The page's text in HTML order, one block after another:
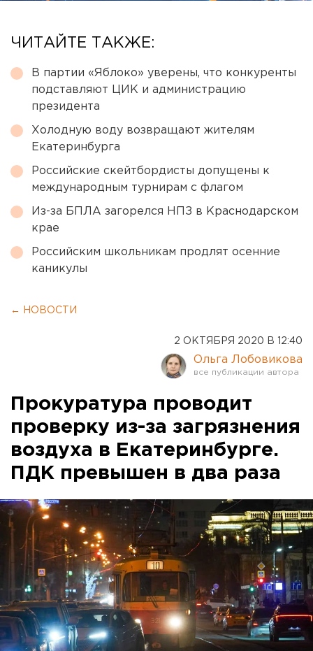
ЧИТАЙТЕ ТАКЖЕ:
В партии «Яблоко» уверены, что конкуренты
подставляют ЦИК и администрацию
президента
Холодную воду возвращают жителям
Екатеринбурга
Российские скейтбордисты допущены к
международным турнирам с флагом
Из-за БПЛА загорелся НПЗ в Краснодарском
крае
Российским школьникам продлят осенние
каникулы
← НОВОСТИ
2 ОКТЯБРЯ 2020 В 12:40
Ольга Лобовикова
Прокуратура проводит
проверку из-за загрязнения
воздуха в Екатеринбурге.
ПДК превышен в два раза